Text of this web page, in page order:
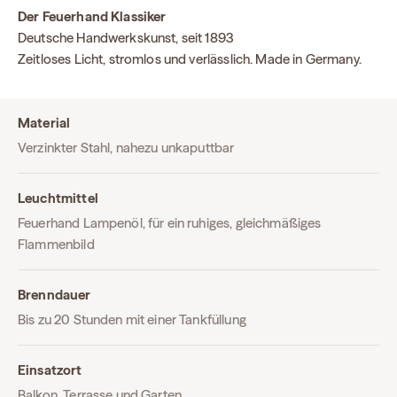
Der Feuerhand Klassiker
Deutsche Handwerkskunst, seit 1893
Zeitloses Licht, stromlos und verlässlich. Made in Germany.
Material
Verzinkter Stahl, nahezu unkaputtbar
Leuchtmittel
Feuerhand Lampenöl, für ein ruhiges, gleichmäßiges
Flammenbild
Brenndauer
Bis zu 20 Stunden mit einer Tankfüllung
Einsatzort